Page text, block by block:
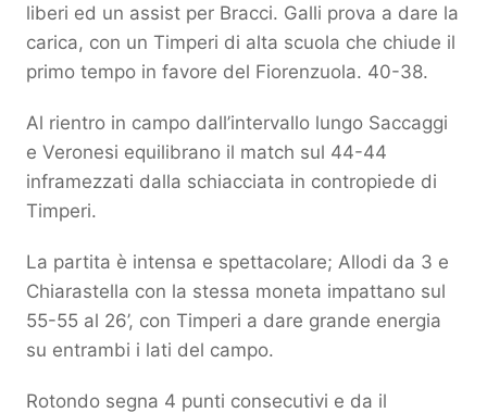
liberi ed un assist per Bracci. Galli prova a dare la
carica, con un Timperi di alta scuola che chiude il
primo tempo in favore del Fiorenzuola. 40-38.
Al rientro in campo dall’intervallo lungo Saccaggi
e Veronesi equilibrano il match sul 44-44
inframezzati dalla schiacciata in contropiede di
Timperi.
La partita è intensa e spettacolare; Allodi da 3 e
Chiarastella con la stessa moneta impattano sul
55-55 al 26’, con Timperi a dare grande energia
su entrambi i lati del campo.
Rotondo segna 4 punti consecutivi e da il